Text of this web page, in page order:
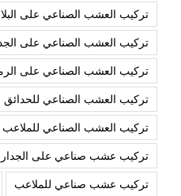
تركيب العشب الصناعي على
تركيب العشب الصناعي على
تركيب العشب الصناعي على
تركيب العشب الصناعي للحدائق
تركيب العشب الصناعي للملاعب
تركيب عشب صناعي على الجدار
تركيب عشب صناعي للملاعب